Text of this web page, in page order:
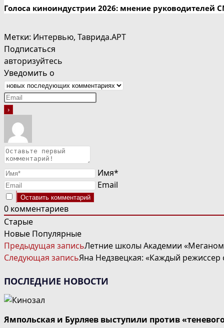
Голоса киноиндустрии 2026: мнение руководителей
Метки: Интервью, Таврида.АРТ
Подписаться
авторизуйтесь
Уведомить о
Имя*
Email
0 комментариев
Старые
Новые Популярные
ЧИТАТЬ
ДАЛЕЕ
СТАТЬИ
Предыдущая записьЛетние школы Академии
Следующая записьЯна Недзвецкая: «Каждый
ПОСЛЕДНИЕ НОВОСТИ
Ямпольская и Бурляев выступили против